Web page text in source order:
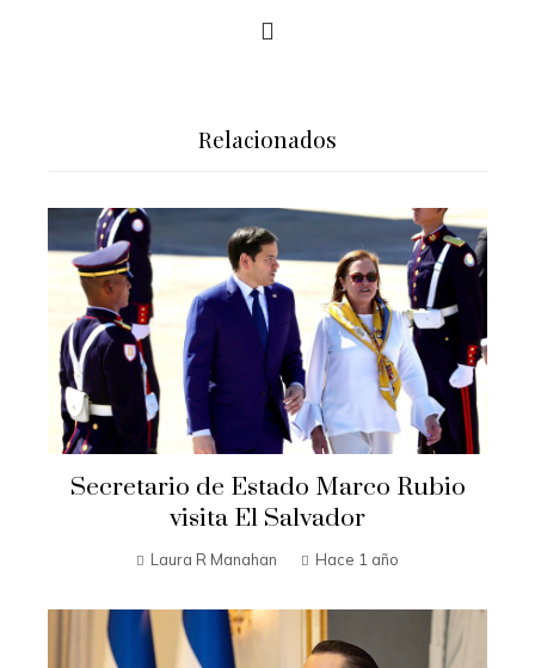
Relacionados
Secretario de Estado Marco Rubio
visita El Salvador
Laura R Manahan Hace 1 año